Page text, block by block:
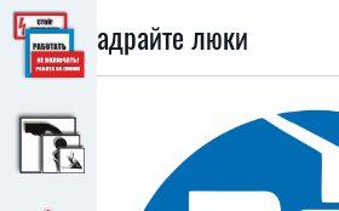
Задрайте люки